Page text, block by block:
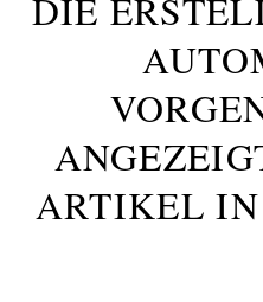
DIE
ARTIKEL